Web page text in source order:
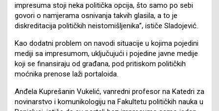
impresuma stoji neka politička opcija, što samo po sebi
govori o namjerama osnivanja takvih glasila, a to je
diskreditacija političkih neistomišljenika”, ističe Sladojević.
Kao dodatni problem on navodi situacije u kojima pojedini
mediji sa impresumom, uključujući i pojedine javne medije
koji se finansiraju od građana, pod pritiskom političkih
moćnika prenose laži portaloida.
Anđela Kuprešanin Vukelić, vanredni profesor na Katedri za
novinarstvo i komunikologiju na Fakultetu političkih nauka u